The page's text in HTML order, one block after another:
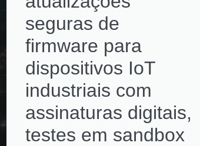
seguras de
firmware para
dispositivos IoT
industriais com
assinaturas digitais,
testes em sandbox